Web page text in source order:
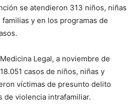
se atendieron 313 niños, niñas
y en los programas de
Legal, a noviembre de
casos de niños, niñas y
víctimas de presunto delito
de violencia intrafamiliar.